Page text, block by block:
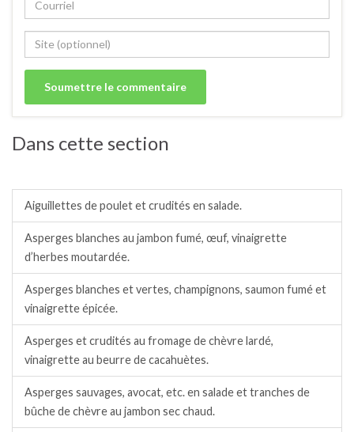
Dans cette section
Aiguillettes de poulet et crudités en salade.
Asperges blanches au jambon fumé, œuf, vinaigrette
d’herbes moutardée.
Asperges blanches et vertes, champignons, saumon fumé et
vinaigrette épicée.
Asperges et crudités au fromage de chèvre lardé,
vinaigrette au beurre de cacahuètes.
Asperges sauvages, avocat, etc. en salade et tranches de
bûche de chèvre au jambon sec chaud.